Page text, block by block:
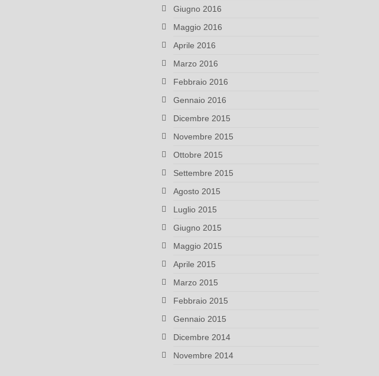
Giugno 2016
Maggio 2016
Aprile 2016
Marzo 2016
Febbraio 2016
Gennaio 2016
Dicembre 2015
Novembre 2015
Ottobre 2015
Settembre 2015
Agosto 2015
Luglio 2015
Giugno 2015
Maggio 2015
Aprile 2015
Marzo 2015
Febbraio 2015
Gennaio 2015
Dicembre 2014
Novembre 2014